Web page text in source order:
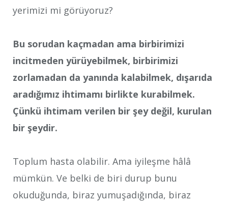
yerimizi mi görüyoruz?
Bu sorudan kaçmadan ama birbirimizi
incitmeden yürüyebilmek, birbirimizi
zorlamadan da yanında kalabilmek, dışarıda
aradığımız ihtimamı birlikte kurabilmek.
Çünkü ihtimam verilen bir şey değil, kurulan
bir şeydir.
Toplum hasta olabilir. Ama iyileşme hâlâ
mümkün. Ve belki de biri durup bunu
okuduğunda, biraz yumuşadığında, biraz